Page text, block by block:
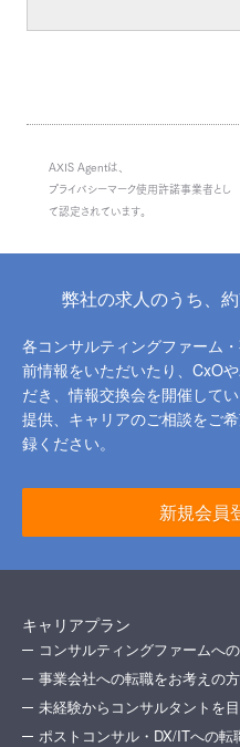
AXIS Agentは、
プライバシーマーク使用許諾事業者とし
て認定されています。
弊社の求人のうち、
各コンサルティングファーム
前情報をいただいたり、 CxO
だき、情報交換会を開催してい
提供、キャリアのご相談をご
録ください。
新規会員
キャリアプラン
コンサルティングファームへ
事業会社への転職をお考えの方
未経験からコンサルタントを
ポストコンサル・DX/ITへの転